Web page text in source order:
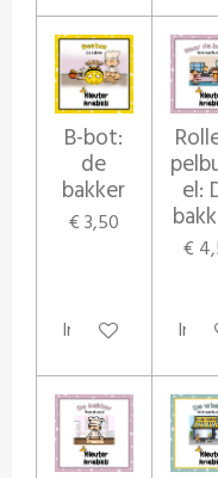
B-bot:
de
bakker
€ 3,50
In winkelwagen
el:
€
In